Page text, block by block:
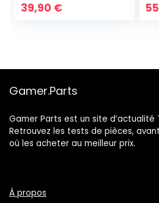
39,90 €
Gamer.Parts
Gamer Parts est un site d’actualité
Retrouvez les tests de pièces,
où les acheter au meilleur prix.
À propos